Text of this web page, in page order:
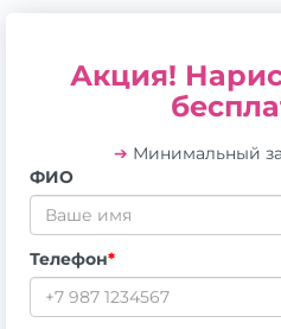
Акция!
➔ Минимальный
ФИО
Телефон*